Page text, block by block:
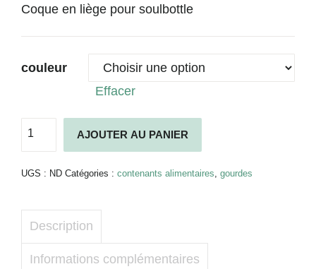
Coque en liège pour soulbottle
couleur
Effacer
de
Soulsleeve
-
AJOUTER AU PANIER
UGS : ND Catégories : contenants alimentaires gourdes
Description
Informations complémentaires